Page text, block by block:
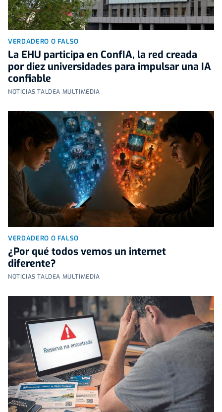
VERDADERO O FALSO
La EHU participa en ConfIA, la red creada
por diez universidades para impulsar una IA
confiable
NOTICIAS TALDEA MULTIMEDIA
VERDADERO O FALSO
¿Por qué todos vemos un internet
diferente?
NOTICIAS TALDEA MULTIMEDIA